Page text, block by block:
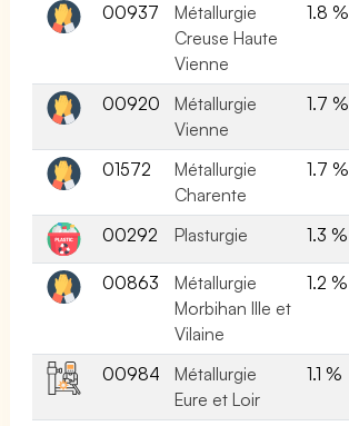
00937
Métallurgie
Creuse Haute
Vienne
1.8 %
00920
Métallurgie
Vienne
1.7 %
01572
Métallurgie
Charente
1.7 %
00292 Plasturgie 1.3 %
00863
Métallurgie
Morbihan Ille et
Vilaine
1.2 %
00984
Métallurgie
Eure et Loir
1.1 %